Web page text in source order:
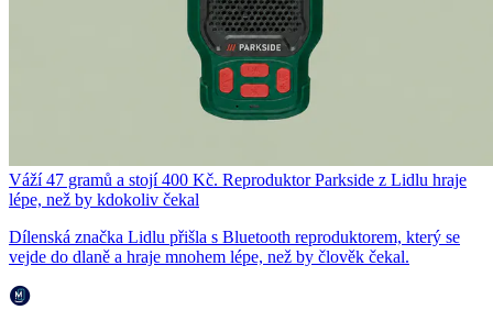
Váží 47 gramů a stojí 400 Kč. Reproduktor Parkside z Lidlu hraje
lépe, než by kdokoliv čekal
Dílenská značka Lidlu přišla s Bluetooth reproduktorem, který se
vejde do dlaně a hraje mnohem lépe, než by člověk čekal.